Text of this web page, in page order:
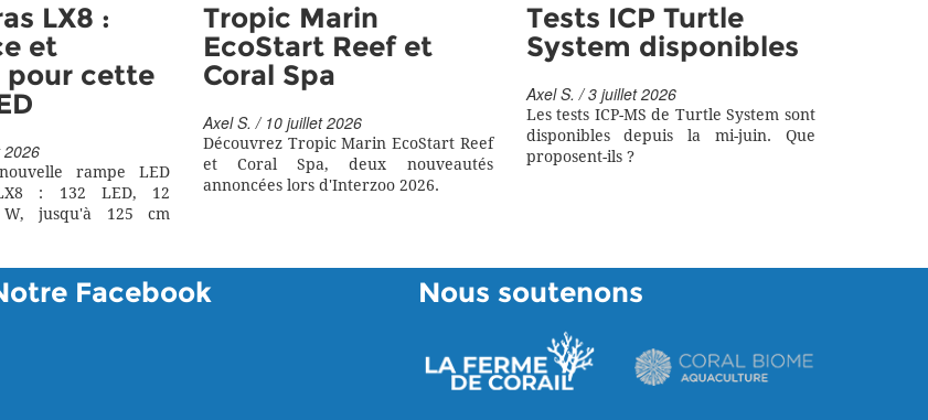
LX8 :
et
pour cette
2026
rampe LED
: 132 LED, 12
W, jusqu'à 125 cm
Tropic Marin
EcoStart Reef et
Coral Spa
Axel S. / 10 juillet 2026
Découvrez Tropic Marin EcoStart Reef
et Coral Spa, deux nouveautés
annoncées lors d'Interzoo 2026.
Tests ICP Turtle
System disponibles
Axel S. / 3 juillet 2026
Les tests ICP-MS de Turtle System sont
disponibles depuis la mi-juin. Que
proposent-ils ?
Facebook Nous soutenons